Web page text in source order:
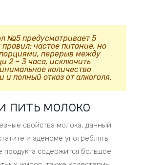
№5 предусматривает 5
частое питание, но
перерыв между
2 – 3 часа, исключить
количество
и полный отказ от алкоголя.
пить молоко
свойства молока, данный
и аденоме употреблять
продукта содержится большое